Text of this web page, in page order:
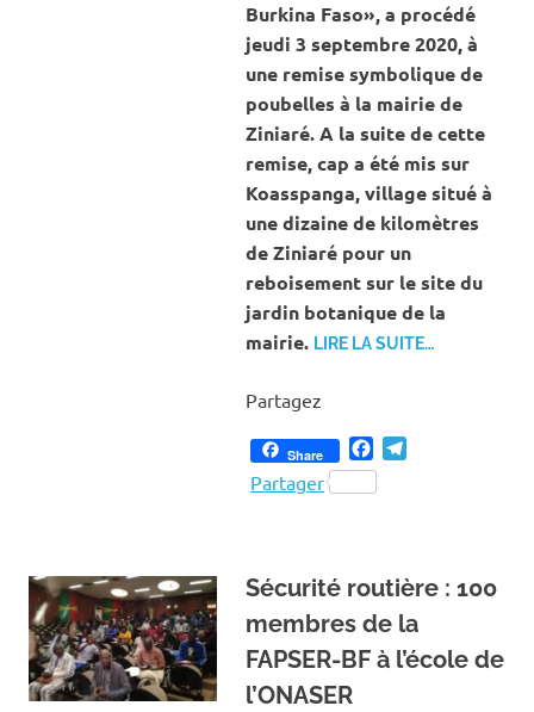
Burkina Faso», a procédé
jeudi 3 septembre 2020, à
une remise symbolique de
poubelles à la mairie de
Ziniaré. A la suite de cette
remise, cap a été mis sur
Koasspanga, village situé à
une dizaine de kilomètres
de Ziniaré pour un
reboisement sur le site du
jardin botanique de la
mairie. LIRE LA SUITE…
Partagez
Share Facebook
Partager
Sécurité routière : 100
membres de la
FAPSER-BF à l’école de
l’ONASER